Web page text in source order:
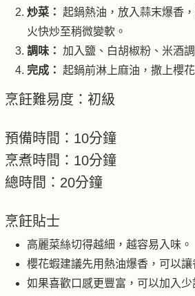
炒菜： 起鍋熱油，放入蒜末爆香
火快炒至稍微變軟。
調味： 加入鹽、白胡椒粉、米酒
完成： 起鍋前淋上麻油，撒上櫻
烹飪難易度：初級
預備時間：10分鐘
烹煮時間：10分鐘
總時間：20分鐘
烹飪貼士
高麗菜絲切得越細，越容易入味。
櫻花蝦建議先用熱油爆香，可以讓
如果喜歡口感更豐富，可以加入少